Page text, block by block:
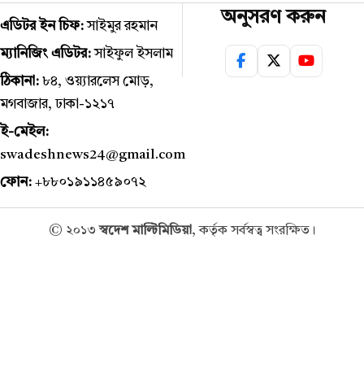
এডিটর ইন চিফ:সাইমুর রহমান
ম্যানিজিং এডিটর:সাইফুল ইসলাম
ঠিকানা: ৮৪, ওয়্যারলেস মোড়,
মগবাজার, ঢাকা-১২১৭
ই-মেইল:
swadeshnews24@gmail.com
ফোন: +৮৮০১৯১১৪৫৯০৭২
অনুসরণ করুন
© ২০১৩স্বদেশ মাল্টিমিডিয়া, কর্তৃক সর্বস্বত্ব সংরক্ষিত।